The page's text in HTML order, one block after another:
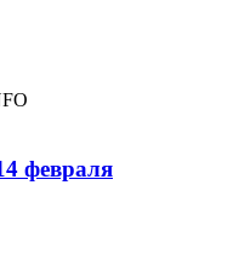
февраля